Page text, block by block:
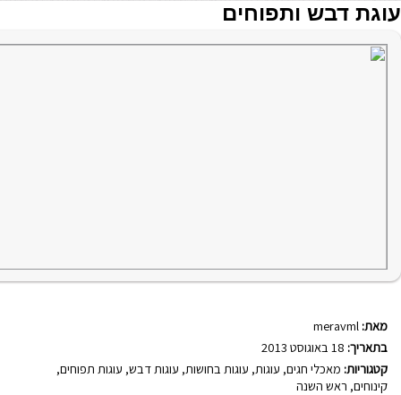
עוגת דבש ותפוחים
מאת: meravml
בתאריך:
קטגוריות: מאכלי חגים, עוגות, עוגות בחושות, עוגות דבש, עוגות תפוחים,
קינוחים, ראש השנה